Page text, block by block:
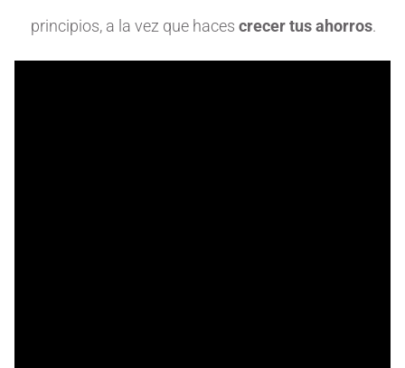
principios, a la vez que haces crecer tus ahorros.